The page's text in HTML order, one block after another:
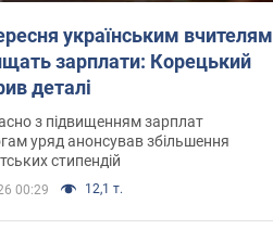
українським вчителям
зарплати: Корецький
деталі
з підвищенням зарплат
уряд анонсував збільшення
стипендій
00:29 12,1 т.